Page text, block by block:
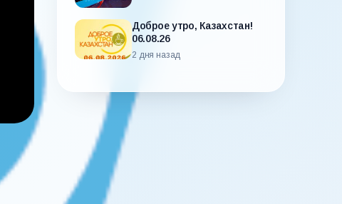
Доброе утро, Казахстан!
06.08.26
2 дня назад